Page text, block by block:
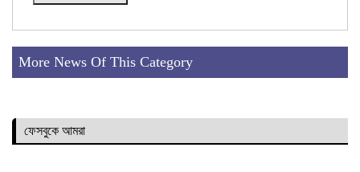
More News Of This Category
ফেসবুকে আমরা